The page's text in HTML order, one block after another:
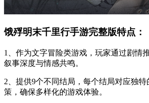
饿殍明末千里行手游完整版特点：
1、作为文字冒险类游戏，玩家通过剧情
叙事深度与情感共鸣。
2、提供9个不同结局，每个结局对应独
策，确保多样化的游戏体验。